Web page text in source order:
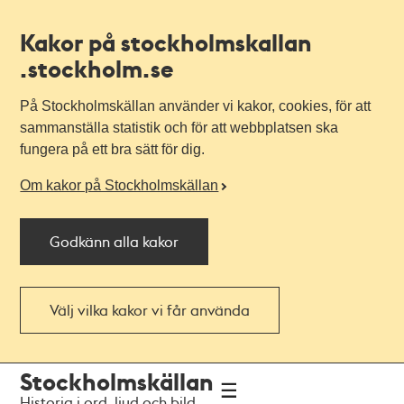
Kakor på stockholmskallan
.stockholm.se
På Stockholmskällan använder vi kakor, cookies, för att
sammanställa statistik och för att webbplatsen ska
fungera på ett bra sätt för dig.
Om kakor på Stockholmskällan
Godkänn alla kakor
Välj vilka kakor vi får använda
navigationen
huvudinnehållet
Stockholmskällan